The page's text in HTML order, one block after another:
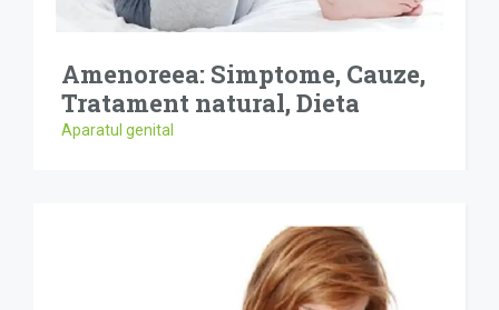
Amenoreea: Simptome, Cauze,
Tratament natural, Dieta
Aparatul genital